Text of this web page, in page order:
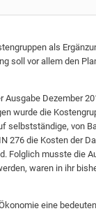
als
soll vor allem den
Dezember
wurde die
selbstständige, von
276 die Kosten der
Folglich musste die
waren in ihr
eine